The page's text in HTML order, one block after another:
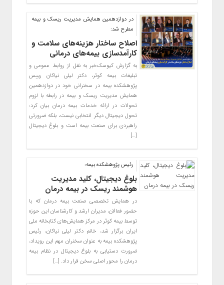
در دوازدهمین همایش مدیریت ریسک و بیمه
مطرح شد:
اصلاح ساختار هزینه‌های سلامت و
کارآمدسازی بیمه‌های درمانی
به گزارش کیوسک‌خبر به نقل از روابط عمومی و
تبلیغات بیمه کوثر، دکتر لیلی نیاکان رییس
پژوهشکده بیمه در سخنرانی خود در دوازدهمین
همایش مدیریت ریسک و بیمه در رابطه با لزوم
تحولات در ارائه خدمات بیمه درمان بیان کرد:
تحول دیجیتال دیگر انتخابی نیست، بلکه ضرورتی
راهبردی برای صنعت بیمه است و بلوغ دیجیتال
[…]
رئیس پژوهشکده بیمه:
بلوغ دیجیتال، کلید مدیریت
هوشمند ریسک در بیمه درمان
در همایش تخصصی صنعت بیمه درمان که با
حضور فعالان، مدیران ارشد و کارشناسان این حوزه
توسط بیمه کوثر در مرکز همایش‌های کتابخانه ملی
ایران برگزار شد، خانم دکتر لیلی نیاکان، رئیس
پژوهشکده بیمه به عنوان سخنران مهم این رویداد،
ضرورت دستیابی به بلوغ دیجیتال در نظام بیمه
درمان را محور اصلی سخن قرار داد. […]